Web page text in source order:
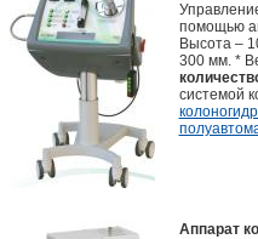
помощью
Высота –
300 мм. *
системой
Аппарат